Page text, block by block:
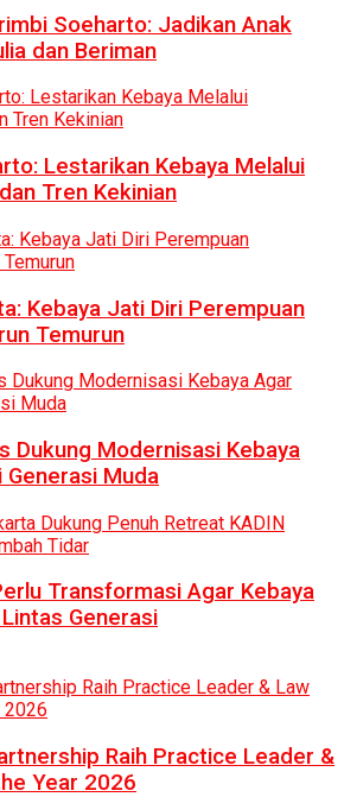
Soeharto: Jadikan Anak
dan Beriman
Lestarikan Kebaya Melalui
Tren Kekinian
Kebaya Jati Diri Perempuan
Temurun
Dukung Modernisasi Kebaya
Generasi Muda
Transformasi Agar Kebaya
Generasi
Raih Practice Leader &
Year 2026